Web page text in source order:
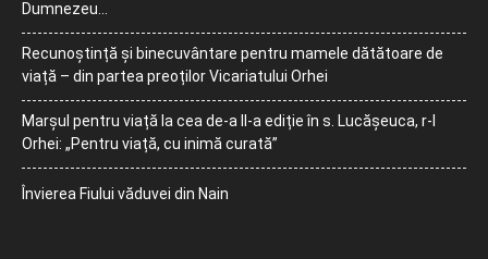
Dumnezeu…
Recunoștință și binecuvântare pentru mamele dătătoare de
viață – din partea preoților Vicariatului Orhei
Marșul pentru viață la cea de-a II-a ediție în s. Lucășeuca, r-l
Orhei: „Pentru viață, cu inimă curată”
Învierea Fiului văduvei din Nain